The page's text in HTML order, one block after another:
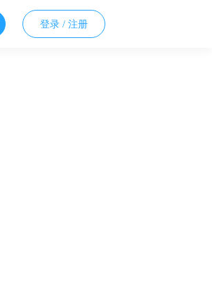
登录 / 注册